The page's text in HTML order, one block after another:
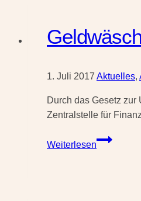
durch
das
gegen
1. Juli 2017 Aktuelles,
Durch das Gesetz
Zentralstelle für
Weiterlesen